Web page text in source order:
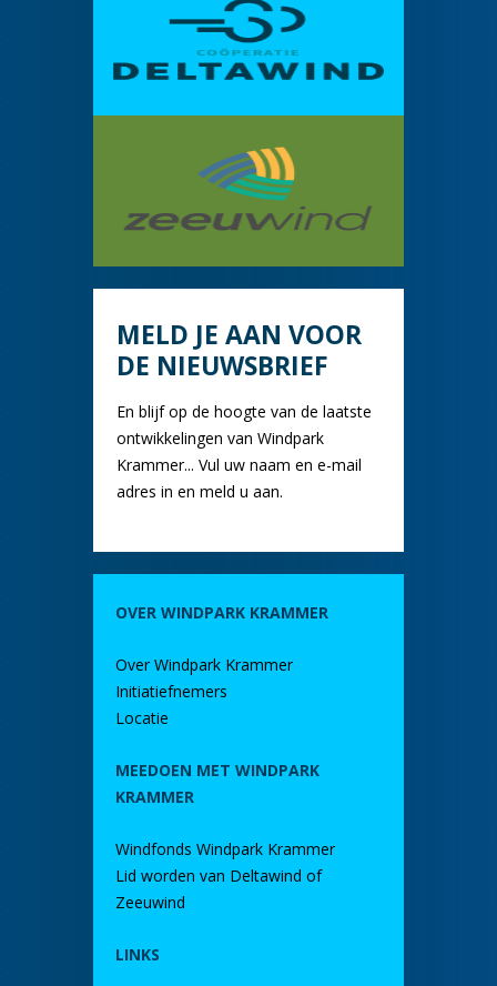
MELD JE AAN VOOR
DE NIEUWSBRIEF
En blijf op de hoogte van de laatste
ontwikkelingen van Windpark
Krammer... Vul uw naam en e-mail
adres in en meld u aan.
OVER WINDPARK KRAMMER
Over Windpark Krammer
Initiatiefnemers
Locatie
MEEDOEN MET WINDPARK
KRAMMER
Windfonds Windpark Krammer
Lid worden van Deltawind of
Zeeuwind
LINKS